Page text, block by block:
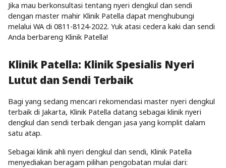
Jika mau berkonsultasi tentang nyeri dengkul dan sendi
dengan master mahir Klinik Patella dapat menghubungi
melalui WA di 0811-8124-2022. Yuk atasi cedera kaki dan sendi
Anda berbareng Klinik Patella!
Klinik Patella: Klinik Spesialis Nyeri
Lutut dan Sendi Terbaik
Bagi yang sedang mencari rekomendasi master nyeri dengkul
terbaik di Jakarta, Klinik Patella datang sebagai klinik nyeri
dengkul dan sendi terbaik dengan jasa yang komplit dalam
satu atap.
Sebagai klinik ahli nyeri dengkul dan sendi, Klinik Patella
menyediakan beragam pilihan pengobatan mulai dari: